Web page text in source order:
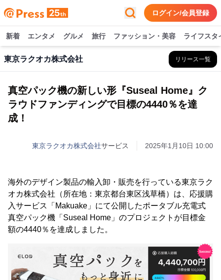
ログイン/会員登録
新着 エンタメ グルメ 旅行 ファッション・美容 ライフスタ
東京ラクオカ株式会社 リリース一覧
真空パック機の新しい形『Suseal Home』ク
ラウドファンディングで目標の4440％を達
成！
東京ラクオカ株式会社サービス 2025年1月10日 10:00
海外のデザイン製品の輸入卸・販売を行っている東京ラク
オカ株式会社（所在地：東京都台東区浅草橋）は、応援購
入サービス「Makuake」にて公開したポータブル充電式
真空パック機「Suseal Home」のプロジェクトが目標金
額の4440％を達成しました。